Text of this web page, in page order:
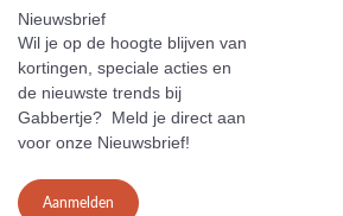
Nieuwsbrief
Wil je op de hoogte blijven van
kortingen, speciale acties en
de nieuwste trends bij
Gabbertje? Meld je direct aan
voor onze Nieuwsbrief!
Aanmelden